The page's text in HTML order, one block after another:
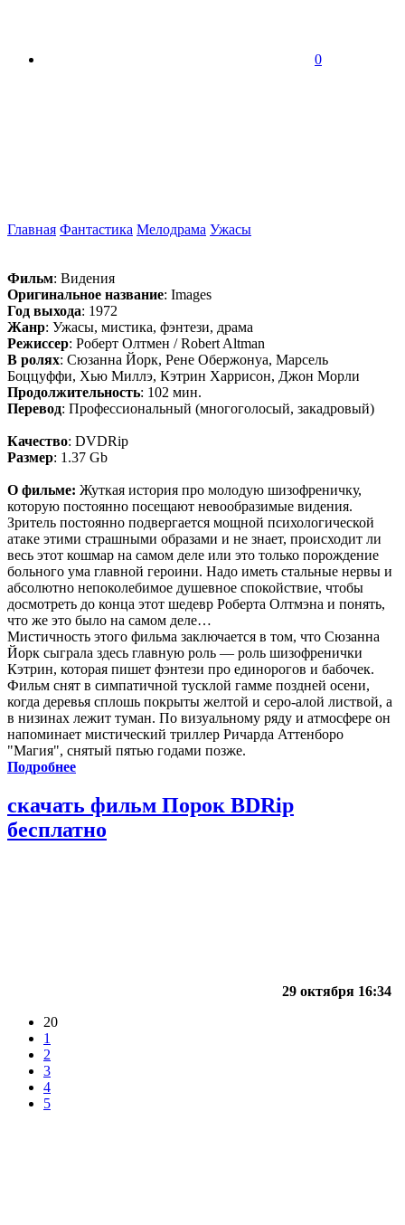
0
Главная Фантастика Мелодрама Ужасы
Фильм: Видения
Оригинальное название: Images
Год выхода: 1972
Жанр: Ужасы, мистика, фэнтези, драма
Режиссер: Роберт Олтмен / Robert Altman
В ролях: Сюзанна Йорк, Рене Обержонуа, Марсель
Боццуффи, Хью Миллэ, Кэтрин Харрисон, Джон Морли
Продолжительность: 102 мин.
Перевод: Профессиональный (многоголосый, закадровый)
Качество: DVDRip
Размер: 1.37 Gb
О фильме: Жуткая история про молодую шизофреничку,
которую постоянно посещают невообразимые видения.
Зритель постоянно подвергается мощной психологической
атаке этими страшными образами и не знает, происходит ли
весь этот кошмар на самом деле или это только порождение
больного ума главной героини. Надо иметь стальные нервы и
абсолютно непоколебимое душевное спокойствие, чтобы
досмотреть до конца этот шедевр Роберта Олтмэна и понять,
что же это было на самом деле…
Мистичность этого фильма заключается в том, что Сюзанна
Йорк сыграла здесь главную роль — роль шизофренички
Кэтрин, которая пишет фэнтези про единорогов и бабочек.
Фильм снят в симпатичной тусклой гамме поздней осени,
когда деревья сплошь покрыты желтой и серо-алой листвой, а
в низинах лежит туман. По визуальному ряду и атмосфере он
напоминает мистический триллер Ричарда Аттенборо
"Магия", снятый пятью годами позже.
Подробнее
скачать фильм Порок BDRip
бесплатно
29 октября 16:34
20
1
2
3
4
5